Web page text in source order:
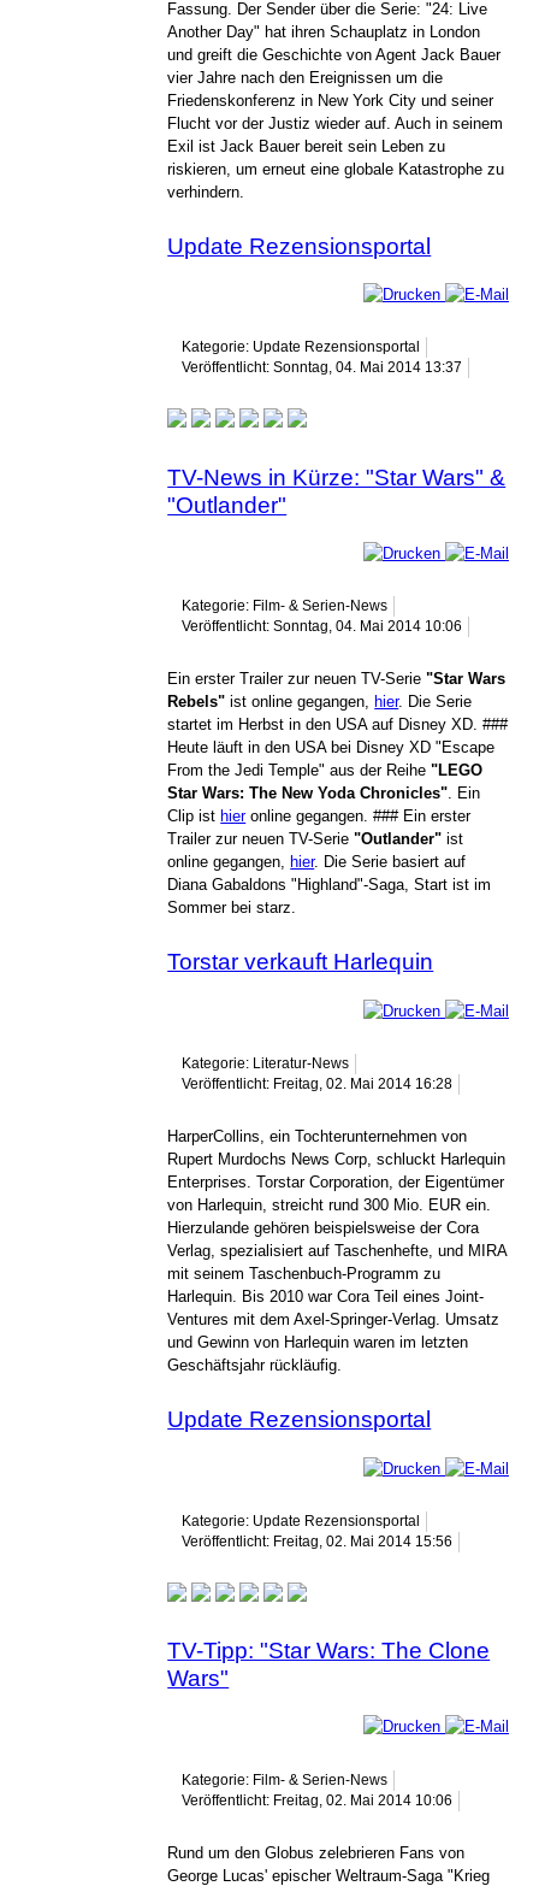
Fassung. Der Sender über die Serie: "24: Live
Another Day" hat ihren Schauplatz in London
und greift die Geschichte von Agent Jack Bauer
vier Jahre nach den Ereignissen um die
Friedenskonferenz in New York City und seiner
Flucht vor der Justiz wieder auf. Auch in seinem
Exil ist Jack Bauer bereit sein Leben zu
riskieren, um erneut eine globale Katastrophe zu
verhindern.
Update Rezensionsportal
Kategorie: Update Rezensionsportal
Veröffentlicht: Sonntag, 04. Mai 2014 13:37
TV-News in Kürze: "Star Wars" &
"Outlander"
Kategorie: Film- & Serien-News
Veröffentlicht: Sonntag, 04. Mai 2014 10:06
Ein erster Trailer zur neuen TV-Serie"Star Wars
Rebels" ist online gegangen, hier. Die Serie
startet im Herbst in den USA auf Disney XD. ###
Heute läuft in den USA bei Disney XD "Escape
From the Jedi Temple" aus der Reihe"LEGO
Star Wars: The New Yoda Chronicles". Ein
Clip ist hieronline gegangen. ### Ein erster
Trailer zur neuen TV-Serie "Outlander" ist
online gegangen, hier. Die Serie basiert auf
Diana Gabaldons "Highland"-Saga, Start ist im
Sommer bei starz.
Torstar verkauft Harlequin
Kategorie: Literatur-News
Veröffentlicht: Freitag, 02. Mai 2014 16:28
HarperCollins, ein Tochterunternehmen von
Rupert Murdochs News Corp, schluckt Harlequin
Enterprises. Torstar Corporation, der Eigentümer
von Harlequin, streicht rund 300 Mio. EUR ein.
Hierzulande gehören beispielsweise der Cora
Verlag, spezialisiert auf Taschenhefte, und MIRA
mit seinem Taschenbuch-Programm zu
Harlequin. Bis 2010 war Cora Teil eines Joint-
Ventures mit dem Axel-Springer-Verlag. Umsatz
und Gewinn von Harlequin waren im letzten
Geschäftsjahr rückläufig.
Update Rezensionsportal
Kategorie: Update Rezensionsportal
Veröffentlicht: Freitag, 02. Mai 2014 15:56
TV-Tipp: "Star Wars: The Clone
Wars"
Kategorie: Film- & Serien-News
Veröffentlicht: Freitag, 02. Mai 2014 10:06
Rund um den Globus zelebrieren Fans von
George Lucas' epischer Weltraum-Saga "Krieg